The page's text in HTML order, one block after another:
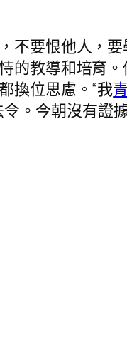
不要恨他人，
的教導和培育
換位思慮。“我
。今朝沒有證